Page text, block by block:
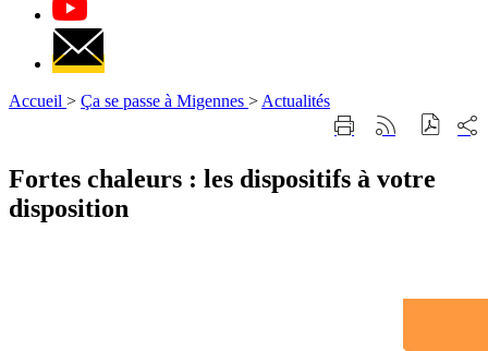
Accueil > Ça se passe à Migennes > Actualités
ImprimerGénérer
RSS
sur
Fortes chaleurs : les dispositifs à votre
disposition